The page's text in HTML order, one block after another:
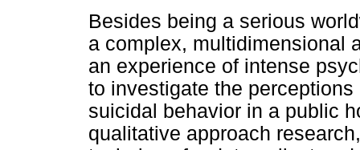
Besides being a serious
a complex, multidimensional
an experience of intense
to investigate the
suicidal behavior in a public
qualitative approach